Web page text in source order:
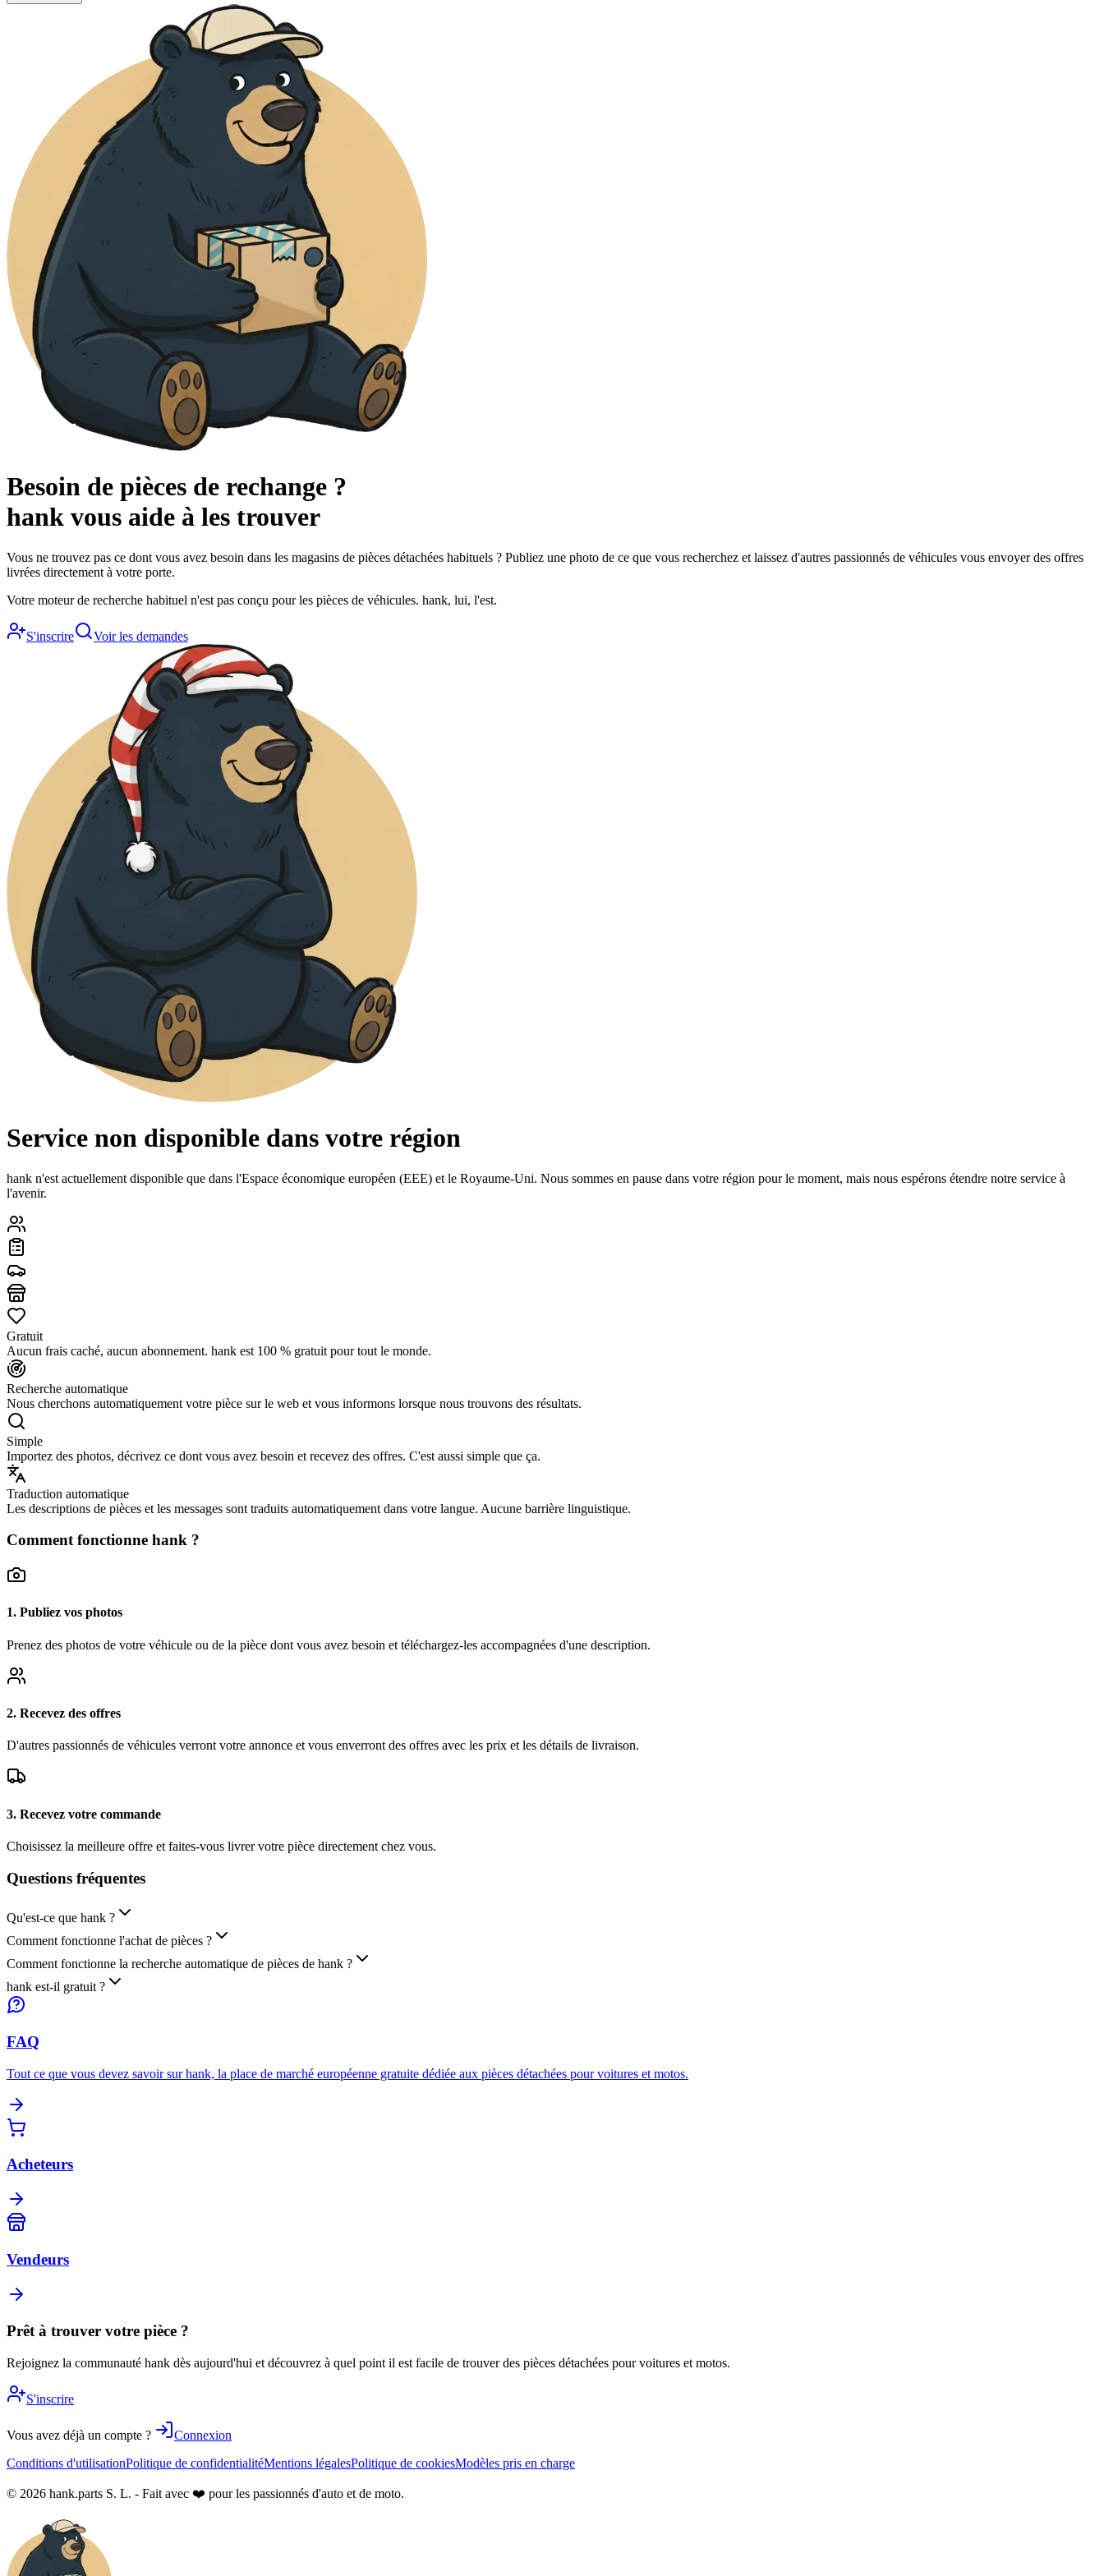
Besoin de pièces de rechange ?
hank vous aide à les trouver
Vous ne trouvez pas ce dont vous avez besoin dans les magasins de pièces détachées habituels ? Publiez une photo de ce que vous recherchez et laissez d'autres passionnés de véhicules vous envoyer des offres
livrées directement à votre porte.
Votre moteur de recherche habituel n'est pas conçu pour les pièces de véhicules. hank, lui, l'est.
S'inscrire Voir les demandes
Service non disponible dans votre région
hank n'est actuellement disponible que dans l'Espace économique européen (EEE) et le Royaume-Uni. Nous sommes en pause dans votre région pour le moment, mais nous espérons étendre notre service à
l'avenir.
Gratuit
Aucun frais caché, aucun abonnement. hank est 100 % gratuit pour tout le monde.
Recherche automatique
Nous cherchons automatiquement votre pièce sur le web et vous informons lorsque nous trouvons des résultats.
Simple
Importez des photos, décrivez ce dont vous avez besoin et recevez des offres. C'est aussi simple que ça.
Traduction automatique
Les descriptions de pièces et les messages sont traduits automatiquement dans votre langue. Aucune barrière linguistique.
Comment fonctionne hank ?
1. Publiez vos photos
Prenez des photos de votre véhicule ou de la pièce dont vous avez besoin et téléchargez-les accompagnées d'une description.
2. Recevez des offres
D'autres passionnés de véhicules verront votre annonce et vous enverront des offres avec les prix et les détails de livraison.
3. Recevez votre commande
Choisissez la meilleure offre et faites-vous livrer votre pièce directement chez vous.
Questions fréquentes
Qu'est-ce que hank ?
Comment fonctionne l'achat de pièces ?
Comment fonctionne la recherche automatique de pièces de hank ?
hank est-il gratuit ?
FAQ
Tout ce que vous devez savoir sur hank, la place de marché européenne gratuite dédiée aux pièces détachées pour voitures et motos.
Acheteurs
Vendeurs
Prêt à trouver votre pièce ?
Rejoignez la communauté hank dès aujourd'hui et découvrez à quel point il est facile de trouver des pièces détachées pour voitures et motos.
S'inscrire
Vous avez déjà un compte ?
Connexion
Conditions d'utilisationPolitique de confidentialitéMentions légalesPolitique de cookiesModèles pris en charge
© 2026 hank.parts S. L. - Fait avec ❤️ pour les passionnés d'auto et de moto.